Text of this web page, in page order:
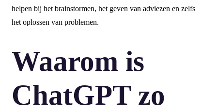
helpen bij het brainstormen, het geven van adviezen en zelfs
het oplossen van problemen.
Waarom is
ChatGPT zo